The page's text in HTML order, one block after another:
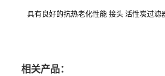
具有良好的抗热老化性能 接头 活性炭过滤
相关产品：